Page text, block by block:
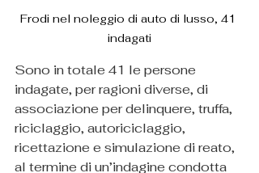
Frodi nel noleggio di auto di lusso, 41
indagati
Sono in totale 41 le persone
indagate, per ragioni diverse, di
associazione per delinquere, truffa,
riciclaggio, autoriciclaggio,
ricettazione e simulazione di reato,
al termine di un’indagine condotta